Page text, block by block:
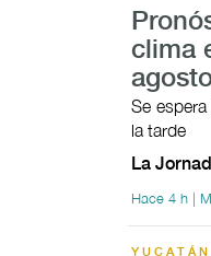
clima
Se
la tarde
La
Hace 4 h |